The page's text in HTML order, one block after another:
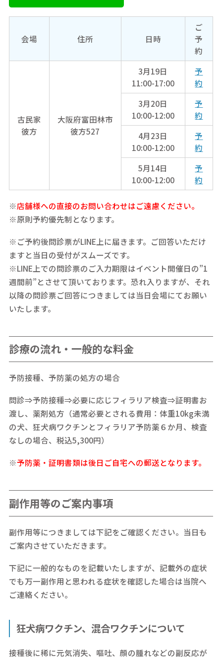
会場 住所 日時
ご
予
約
古民家
彼方
大阪府富田林市
彼方527
3月19日
11:00-17:00
予
約
3月20日
10:00-12:00
予
約
4月23日
10:00-12:00
予
約
5月14日
10:00-12:00
予
約
※店舗様への直接のお問い合わせはご遠慮ください。
※原則予約優先制となります。
※ご予約後問診票がLINE上に届きます。ご回答いただけ
ますと当日の受付がスムーズです。
※LINE上での問診票のご入力期限はイベント開催日の”1
週間前”とさせて頂いております。恐れ入りますが、それ
以降の問診票ご回答につきましては当日会場にてお願い
いたします。
診療の流れ・一般的な料金
予防接種、予防薬の処方の場合
問診⇒予防接種⇒必要に応じフィラリア検査⇒証明書お
渡し、薬剤処方（通常必要とされる費用：体重10kg未満
の犬、狂犬病ワクチンとフィラリア予防薬６か月、検査
なしの場合、税込5,300円）
※予防薬・証明書類は後日ご自宅への郵送となります。
副作用等のご案内事項
副作用等につきましては下記をご確認ください。当日も
ご案内させていただきます。
下記に一般的なものを記載いたしますが、記載外の症状
でも万一副作用と思われる症状を確認した場合は当院へ
ご連絡ください。
狂犬病ワクチン、混合ワクチンについて
接種後に稀に元気消失、嘔吐、顔の腫れなどの副反応が